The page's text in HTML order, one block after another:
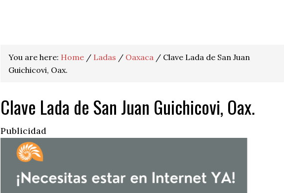
You are here: Home / Ladas / Oaxaca / Clave Lada de San Juan
Guichicovi, Oax.
Clave Lada de San Juan Guichicovi, Oax.
Publicidad